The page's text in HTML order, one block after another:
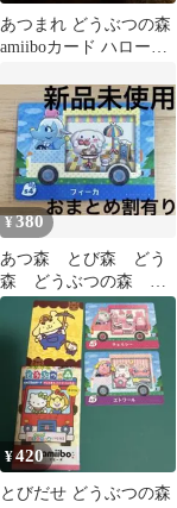
あつまれ どうぶつの森
amiiboカード ハローキ
¥380
あつ森 とび森 どう
森 どうぶつの森
amiiboカード サンリ
オ フィーカ
¥420
とびだせ どうぶつの森